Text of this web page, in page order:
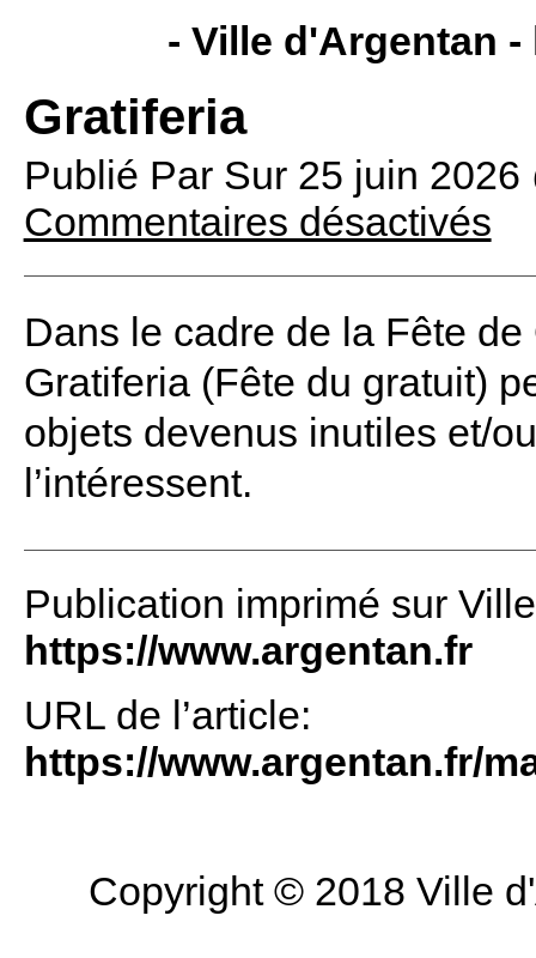
- Ville d'Argentan -
Gratiferia
Publié Par Sur 25 juin
Commentaires désactivés
Dans le cadre de la Fête de
Gratiferia (Fête du gratuit)
objets devenus inutiles et/
l’intéressent.
Publication imprimé sur
https://www.argentan.fr
URL de l’article:
https://www.argentan.fr/
Copyright © 2018 Ville